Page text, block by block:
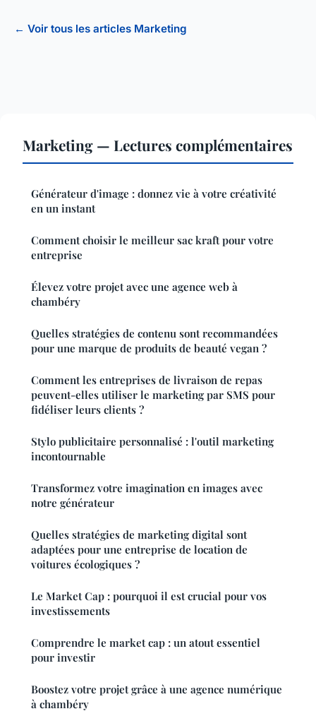
← Voir tous les articles Marketing
Marketing — Lectures complémentaires
Générateur d'image : donnez vie à votre créativité
en un instant
Comment choisir le meilleur sac kraft pour votre
entreprise
Élevez votre projet avec une agence web à
chambéry
Quelles stratégies de contenu sont recommandées
pour une marque de produits de beauté vegan ?
Comment les entreprises de livraison de repas
peuvent-elles utiliser le marketing par SMS pour
fidéliser leurs clients ?
Stylo publicitaire personnalisé : l'outil marketing
incontournable
Transformez votre imagination en images avec
notre générateur
Quelles stratégies de marketing digital sont
adaptées pour une entreprise de location de
voitures écologiques ?
Le Market Cap : pourquoi il est crucial pour vos
investissements
Comprendre le market cap : un atout essentiel
pour investir
Boostez votre projet grâce à une agence numérique
à chambéry